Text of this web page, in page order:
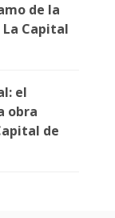
de la
Capital
el
obra
de